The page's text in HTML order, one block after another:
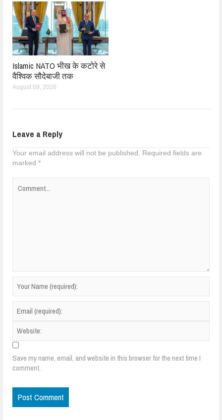
Islamic NATO भीख के कटोरे से
वैश्विक सौदेबाजी तक
August 09, 2026
Leave a Reply
Your email address will not be published.
Required fields are
marked*
Save my name, email, and website in this browser for the next time I
comment.